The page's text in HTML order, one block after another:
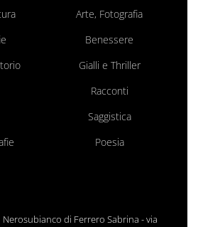
Arte, Fotografia
Benessere
Gialli e Thriller
Racconti
Saggistica
Poesia
di Ferrero Sabrina - via